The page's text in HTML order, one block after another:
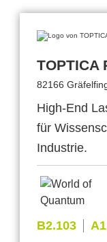
TOPTICA
82166
High-End
für
Industrie.
B2.103